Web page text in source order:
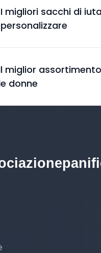
I migliori sacchi di
personalizzare
miglior
donne